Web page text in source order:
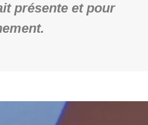
présente et pour